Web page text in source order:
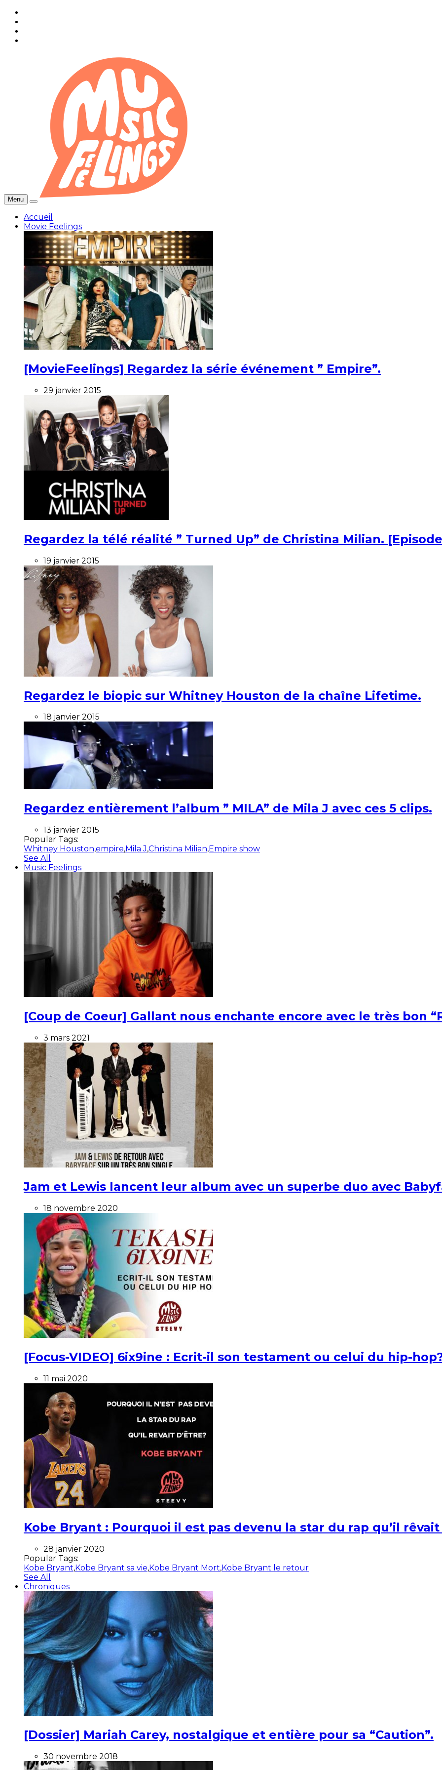
Menu
Accueil
Movie Feelings
[MovieFeelings] Regardez la série événement ” Empire”.
29 janvier 2015
Regardez la télé réalité ” Turned Up” de Christina Milian.
19 janvier 2015
Regardez le biopic sur Whitney Houston de la chaîne Lifetime.
18 janvier 2015
Regardez entièrement l’album ” MILA” de Mila J avec ces 5 clips.
13 janvier 2015
Popular Tags:
Whitney Houston,empire,Mila J,Christina Milian,Empire show
See All
Music Feelings
[Coup de Coeur] Gallant nous enchante encore avec le très bon
3 mars 2021
Jam et Lewis lancent leur album avec un superbe duo avec
18 novembre 2020
[Focus-VIDEO] 6ix9ine : Ecrit-il son testament ou celui du hip-
11 mai 2020
Kobe Bryant : Pourquoi il est pas devenu la star du rap qu’il rêvait
28 janvier 2020
Popular Tags:
Kobe Bryant,Kobe Bryant sa vie,Kobe Bryant Mort,Kobe Bryant le retour
See All
Chroniques
[Dossier] Mariah Carey, nostalgique et entière pour sa “Caution”.
30 novembre 2018